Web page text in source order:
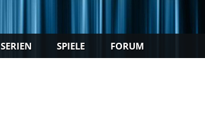
SERIEN SPIELE FORUM